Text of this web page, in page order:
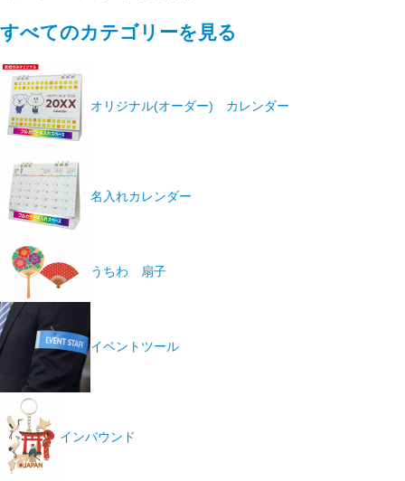
すべてのカテゴリーを見る
オリジナル(オーダー) カレンダー
名入れカレンダー
うちわ 扇子
イベントツール
インバウンド